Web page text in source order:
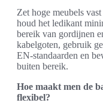
Zet hoge meubels
houd het ledikant
bereik van gordijnen
kabelgoten, gebruik
EN-standaarden en
buiten bereik.
Hoe maakt men de
flexibel?